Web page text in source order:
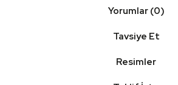
Yorumlar (0)
Tavsiye Et
Resimler